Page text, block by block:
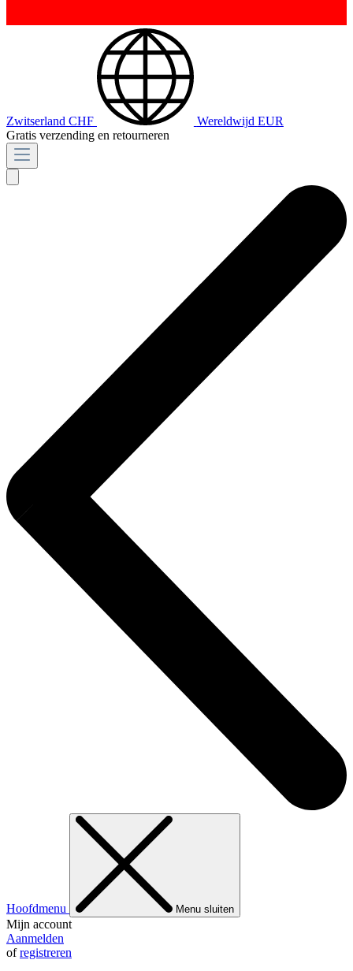
Zwitserland CHF Wereldwijd EUR
Gratis verzending en retourneren
Hoofdmenu Menu sluiten
Mijn account
Aanmelden
ofregistreren